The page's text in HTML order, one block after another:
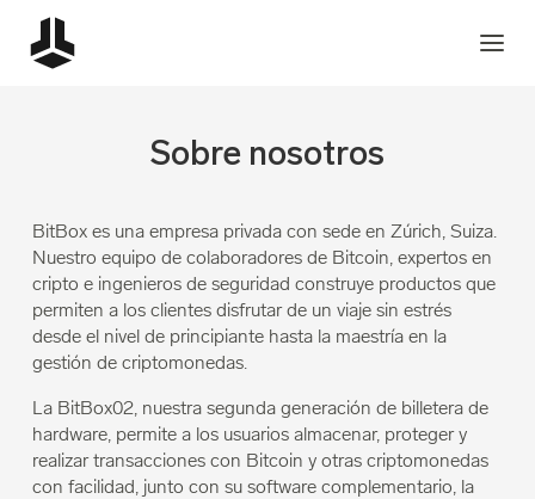
Sobre nosotros
BitBox es una empresa privada con sede en Zúrich, Suiza.
Nuestro equipo de colaboradores de Bitcoin, expertos en
cripto e ingenieros de seguridad construye productos que
permiten a los clientes disfrutar de un viaje sin estrés
desde el nivel de principiante hasta la maestría en la
gestión de criptomonedas.
La BitBox02, nuestra segunda generación de billetera de
hardware, permite a los usuarios almacenar, proteger y
realizar transacciones con Bitcoin y otras criptomonedas
con facilidad, junto con su software complementario, la